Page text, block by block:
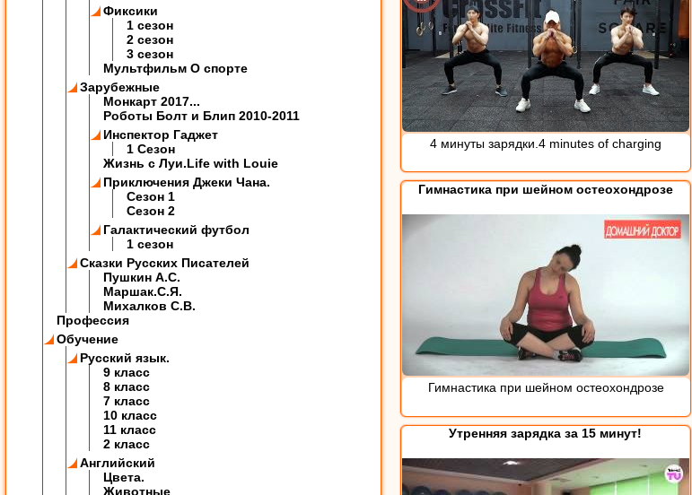
Фиксики
1 сезон
2 сезон
3 сезон
Мультфильм О спорте
Зарубежные
Монкарт 2017...
Роботы Болт и Блип 2010-2011
Инспектор Гаджет
1 Сезон
Жизнь с Луи.Life with Louie
Приключения Джеки Чана.
Сезон 1
Сезон 2
Галактический футбол
1 сезон
Сказки Русских Писателей
Пушкин А.С.
Маршак.С.Я.
Михалков С.В.
Профессия
Обучение
Русский язык.
9 класс
8 класс
7 класс
10 класс
11 класс
2 класс
Английский
Цвета.
Животные
4 минуты зарядки.4 minutes of charging
Гимнастика при шейном остеохондрозе
Гимнастика при шейном остеохондрозе
Утренняя зарядка за 15 минут!